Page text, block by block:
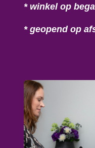
* winkel op
* geopend op